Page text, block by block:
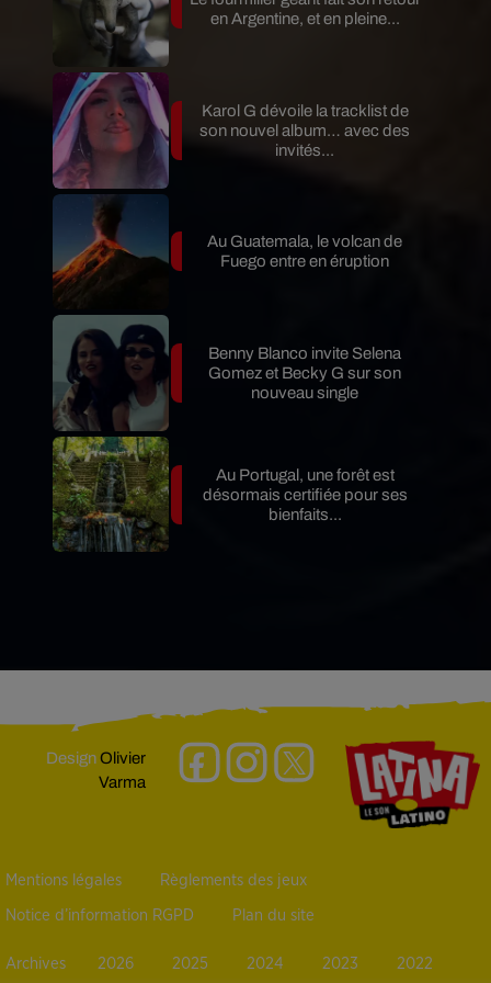
en Argentine, et en pleine...
Karol G dévoile la tracklist de
son nouvel album… avec des
invités...
Au Guatemala, le volcan de
Fuego entre en éruption
Benny Blanco invite Selena
Gomez et Becky G sur son
nouveau single
Au Portugal, une forêt est
désormais certifiée pour ses
bienfaits...
DesignOlivier
Varma
Mentions légales Règlements des jeux
Notice d’information RGPD Plan du site
Archives 2026 2025 2024 2023 2022